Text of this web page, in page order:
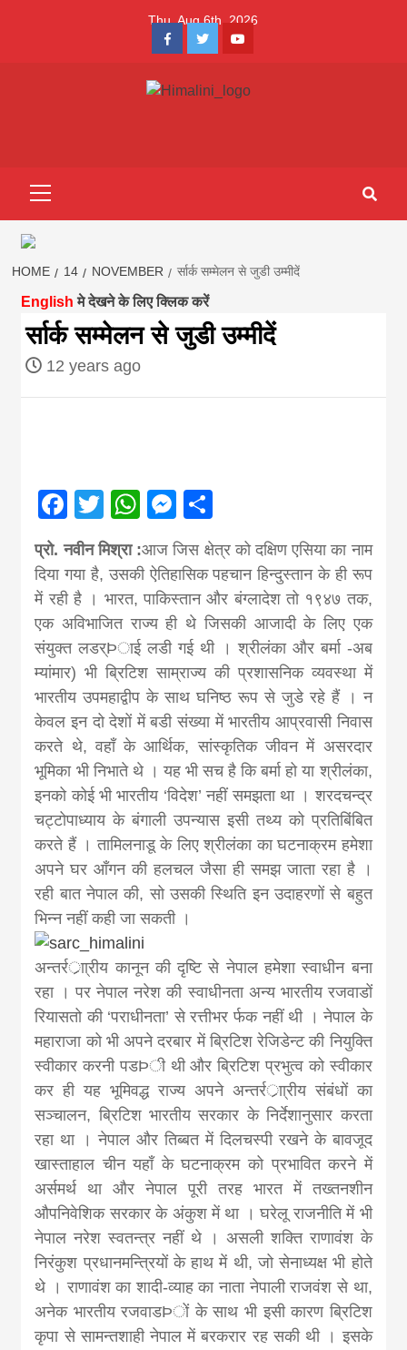
Thu. Aug 6th, 2026
FacebookTwitterYoutube
hindi
||madhesh
first hindi
magazine of
news in hindi
from
news,
khabar
HOME 14 NOVEMBER र्सार्क सम्मेलन से जुडी उम्मीदें
English मे देखने के लिए क्लिक करें
र्सार्क सम्मेलन से जुडी उम्मीदें
12 years ago
Facebook
TwitterWhatsApp
Messenger
प्रो. नवीन मिश्रा :आज जिस क्षेत्र को दक्षिण एसिया का नाम
दिया गया है, उसकी ऐतिहासिक पहचान हिन्दुस्तान के ही रूप
में रही है । भारत, पाकिस्तान और बंग्लादेश तो १९४७ तक,
एक अविभाजित राज्य ही थे जिसकी आजादी के लिए एक
संयुक्त लडर्Þाई लडी गई थी । श्रीलंका और बर्मा -अब
म्यांमार) भी ब्रिटिश साम्राज्य की प्रशासनिक व्यवस्था में
भारतीय उपमहाद्वीप के साथ घनिष्ठ रूप से जुडे रहे हैं । न
केवल इन दो देशों में बडी संख्या में भारतीय आप्रवासी निवास
करते थे, वहाँ के आर्थिक, सांस्कृतिक जीवन में असरदार
भूमिका भी निभाते थे । यह भी सच है कि बर्मा हो या श्रीलंका,
इनको कोई भी भारतीय ‘विदेश’ नहीं समझता था । शरदचन्द्र
चट्टोपाध्याय के बंगाली उपन्यास इसी तथ्य को प्रतिबिंबित
करते हैं । तामिलनाडू के लिए श्रीलंका का घटनाक्रम हमेशा
अपने घर आँगन की हलचल जैसा ही समझ जाता रहा है ।
रही बात नेपाल की, सो उसकी स्थिति इन उदाहरणों से बहुत
भिन्न नहीं कही जा सकती ।
अन्तर्रर्ाा्रीय कानून की दृष्टि से नेपाल हमेशा स्वाधीन बना
रहा । पर नेपाल नरेश की स्वाधीनता अन्य भारतीय रजवाडों
रियासतो की ‘पराधीनता’ से रत्तीभर र्फक नहीं थी । नेपाल के
महाराजा को भी अपने दरबार में ब्रिटिश रेजिडेन्ट की नियुक्ति
स्वीकार करनी पडÞी थी और ब्रिटिश प्रभुत्व को स्वीकार
कर ही यह भूमिवद्ध राज्य अपने अन्तर्रर्ाा्रीय संबंधों का
सञ्चालन, ब्रिटिश भारतीय सरकार के निर्देशानुसार करता
रहा था । नेपाल और तिब्बत में दिलचस्पी रखने के बावजूद
खास्ताहाल चीन यहाँ के घटनाक्रम को प्रभावित करने में
अर्समर्थ था और नेपाल पूरी तरह भारत में तख्तनशीन
औपनिवेशिक सरकार के अंकुश में था । घरेलू राजनीति में भी
नेपाल नरेश स्वतन्त्र नहीं थे । असली शक्ति राणावंश के
निरंकुश प्रधानमन्त्रियों के हाथ में थी, जो सेनाध्यक्ष भी होते
थे । राणावंश का शादी-व्याह का नाता नेपाली राजवंश से था,
अनेक भारतीय रजवाडÞों के साथ भी इसी कारण ब्रिटिश
कृपा से सामन्तशाही नेपाल में बरकरार रह सकी थी । इसके